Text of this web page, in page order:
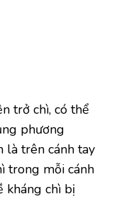
trở chì, có thể
phương
là trên cánh tay
trong mỗi cánh
kháng chì bị